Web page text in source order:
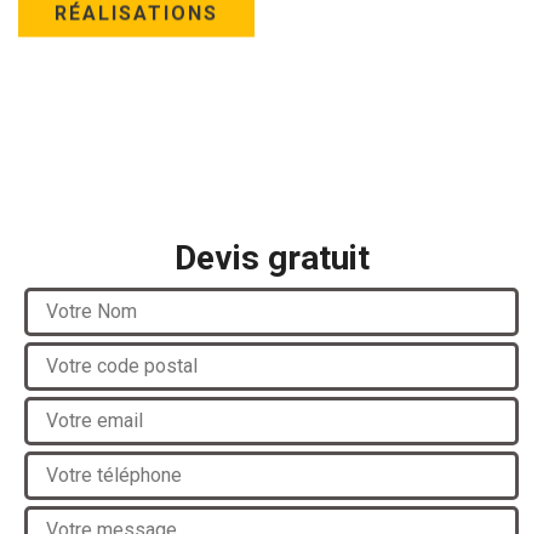
RÉALISATIONS
Devis gratuit